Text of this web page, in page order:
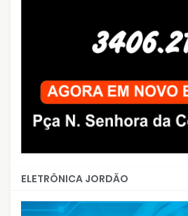
ELETRÔNICA JORDÃO